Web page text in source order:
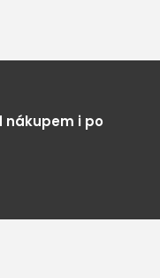
nákupem i po